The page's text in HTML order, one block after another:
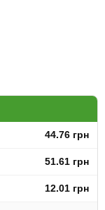
44.76 грн
51.61 грн
12.01 грн